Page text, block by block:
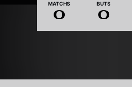
MATCHS
0
BUTS
0